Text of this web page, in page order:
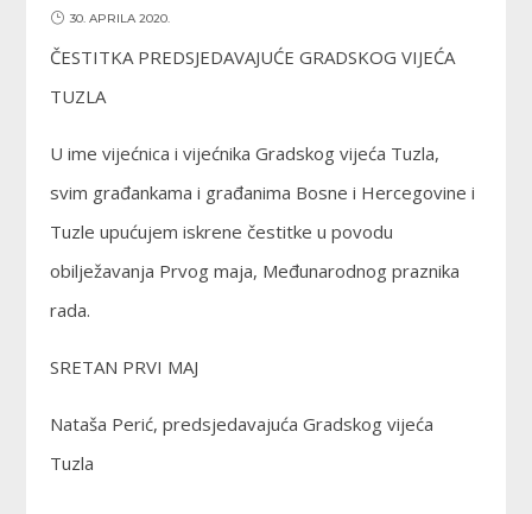
30. APRILA 2020.
ČESTITKA PREDSJEDAVAJUĆE GRADSKOG VIJEĆA
TUZLA
U ime vijećnica i vijećnika Gradskog vijeća Tuzla,
svim građankama i građanima Bosne i Hercegovine i
Tuzle upućujem iskrene čestitke u povodu
obilježavanja Prvog maja, Međunarodnog praznika
rada.
SRETAN PRVI MAJ
Nataša Perić, predsjedavajuća Gradskog vijeća
Tuzla